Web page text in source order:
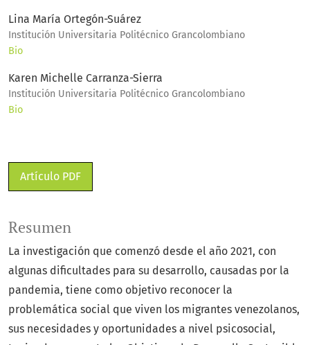
Lina María Ortegón-Suárez
Institución Universitaria Politécnico Grancolombiano
Bio
Karen Michelle Carranza-Sierra
Institución Universitaria Politécnico Grancolombiano
Bio
Artículo PDF
Resumen
La investigación que comenzó desde el año 2021, con
algunas dificultades para su desarrollo, causadas por la
pandemia, tiene como objetivo reconocer la
problemática social que viven los migrantes venezolanos,
sus necesidades y oportunidades a nivel psicosocial,